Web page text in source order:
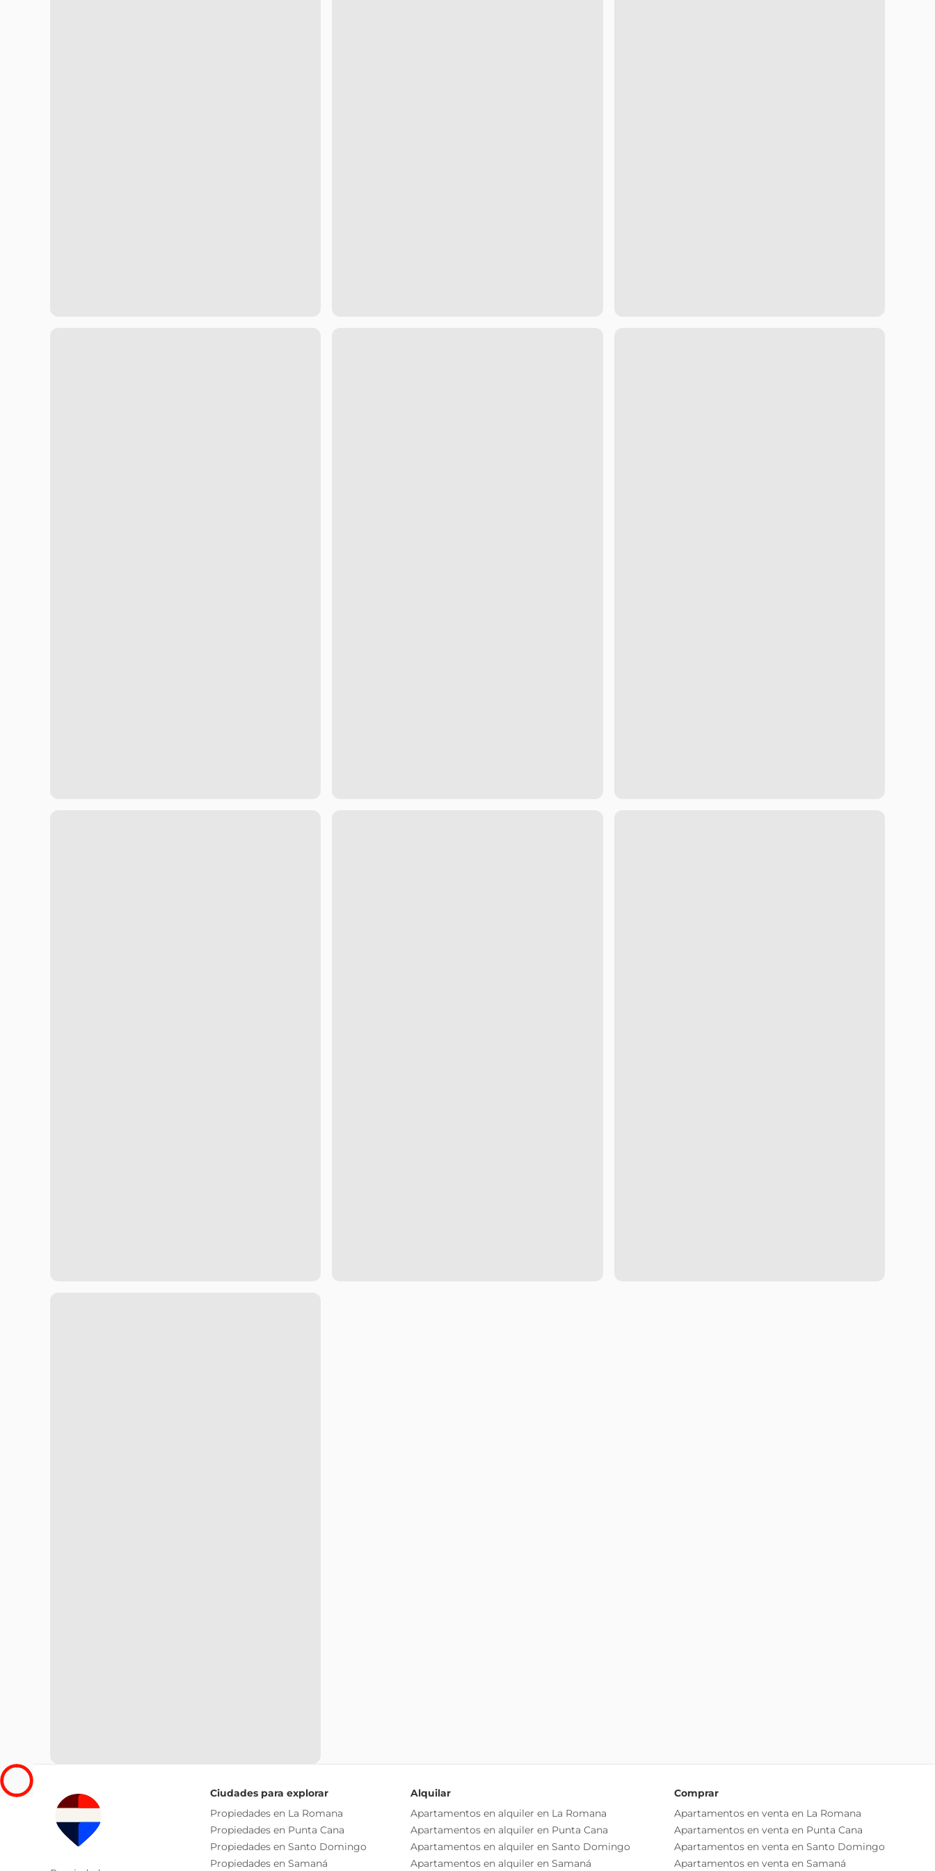
Ciudades para explorar
Propiedades en La Romana
Propiedades en Punta Cana
Propiedades en Santo Domingo
Propiedades en Samaná
Alquilar
Apartamentos en alquiler en La Romana
Apartamentos en alquiler en Punta Cana
Apartamentos en alquiler en Santo Domingo
Apartamentos en alquiler en Samaná
Comprar
Apartamentos en venta en La Romana
Apartamentos en venta en Punta Cana
Apartamentos en venta en Santo Domingo
Apartamentos en venta en Samaná